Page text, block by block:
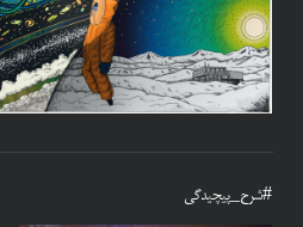
#شرح_پیچیدگی